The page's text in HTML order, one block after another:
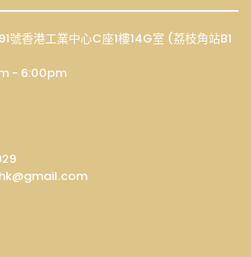
號香港工業中心C座1樓14G室 (荔枝角站B1
- 6:00pm